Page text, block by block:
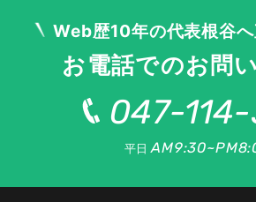
Web歴10年の代表根谷へ
お電話でのお問
047-114-
平日